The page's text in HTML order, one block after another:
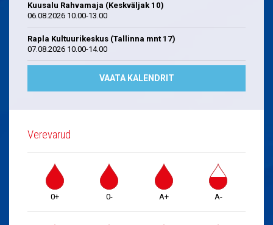
Kuusalu Rahvamaja (Keskväljak 10)
06.08.2026 10.00-13.00
Rapla Kultuurikeskus (Tallinna mnt 17)
07.08.2026 10.00-14.00
VAATA KALENDRIT
Verevarud
0+ 0- A+ A-